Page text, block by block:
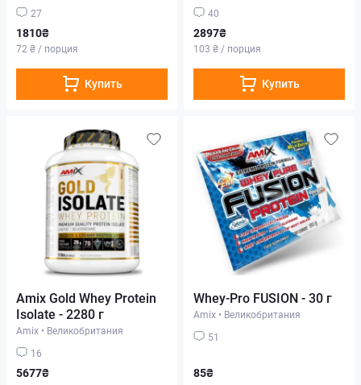
27
1810₴
72 ₴ / порция
Купить
40
2897₴
103 ₴ / порция
Купить
Amix Gold Whey Protein
Isolate - 2280 г
Amix • Великобритания
16
5677₴
Whey-Pro FUSION - 30 г
Amix • Великобритания
51
85₴